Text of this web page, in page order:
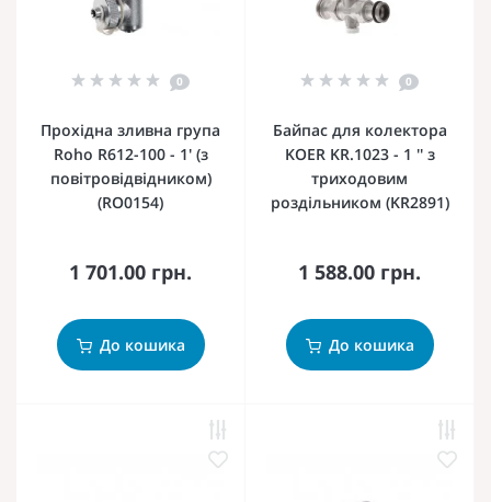
0
Прохідна зливна група
Roho R612-100 - 1' (з
повітровідвідником)
(RO0154)
1 701.00 грн.
До кошика
0
Байпас для колектора
KOER KR.1023 - 1 '' з
триходовим
роздільником (KR2891)
1 588.00 грн.
До кошика